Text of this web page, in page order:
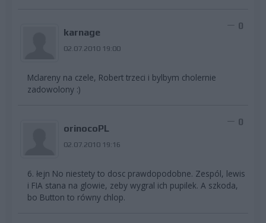
karnage
02.07.2010 19:00
0
Mclareny na czele, Robert trzeci i bylbym cholernie
zadowolony :)
orinocoPL
02.07.2010 19:16
0
6. łejn No niestety to dosc prawdopodobne. Zespól, lewis
i FIA stana na glowie, zeby wygral ich pupilek. A szkoda,
bo Button to równy chlop.